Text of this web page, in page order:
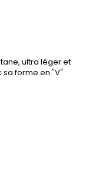
ultra léger et
forme en "V"